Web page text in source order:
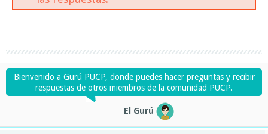
Bienvenido a Gurú PUCP, donde puedes hacer preguntas y recibir
respuestas de otros miembros de la comunidad PUCP.
El Gurú